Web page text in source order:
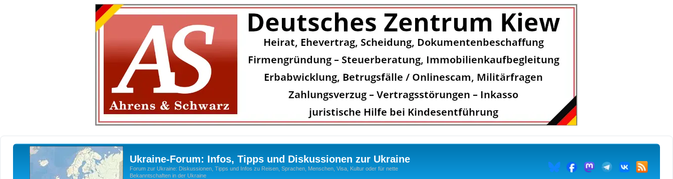
Ukraine-Forum: Infos, Tipps und Diskussionen zur Ukraine
Forum zur Ukraine: Diskussionen, Tipps und Infos zu Reisen, Sprachen, Menschen, Visa, Kultur oder für nette
Bekanntschaften in der Ukraine